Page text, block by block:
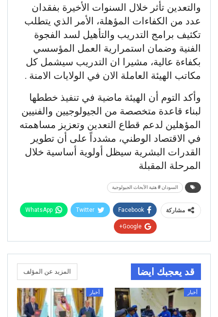
والتعدين تأثر خلال السنوات الأخيرة بفقدان
عدد من الكفاءات المؤهلة، الأمر الذي يتطلب
تكثيف برامج التدريب والتأهيل لسد الفجوة
الفنية وضمان استمرارية العمل المؤسسي
بكفاءة عالية، مشيرا ان التدريب سيشمل كل
مكاتب الهيئة العاملة الان في الولايات الامنة .
وأكد التوم أن الهيئة ماضية في تنفيذ خططها
لبناء قاعدة متخصصة من الجيولوجيين والفنيين
المؤهلين لدعم قطاع التعدين وتعزيز مساهمته
في الاقتصاد الوطني، مشدداً على أن تطوير
القدرات البشرية سيظل أولوية أساسية خلال
المرحلة المقبلة
السودان # هئية الأبحاث الجيولوجية
مشاركة Facebook
Twitter
WhatsApp
Google+
قد يعجبك ايضا المزيد عن المؤلف
أخبار أخبار